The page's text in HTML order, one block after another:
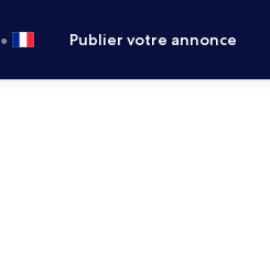
• Publier votre annonce